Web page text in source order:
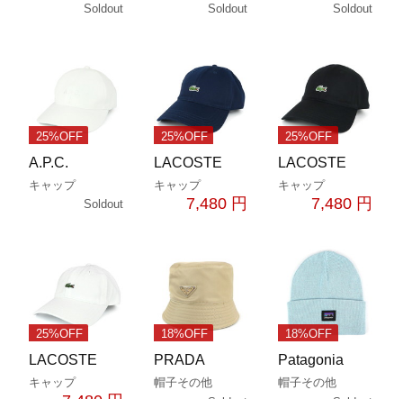
Soldout
Soldout
Soldout
25%OFF
A.P.C.
キャップ
Soldout
25%OFF
LACOSTE
キャップ
7,480 円
25%OFF
LACOSTE
キャップ
7,480 円
25%OFF
LACOSTE
キャップ
18%OFF
PRADA
帽子その他
18%OFF
Patagonia
帽子その他